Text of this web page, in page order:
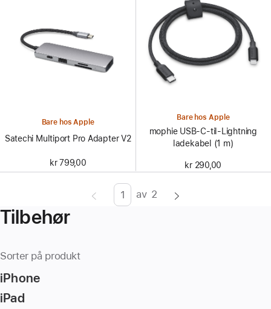
Bare hos Apple
Satechi Multiport Pro Adapter V2
kr 799,00
Bare hos Apple
mophie USB-C-til-Lightning
ladekabel (1 m)
kr 290,00
SideEnter
av 2
Tilbehør
Sorter på produkt
iPhone
iPad